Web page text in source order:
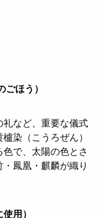
ほう）
など、重要な儀式
染（こうろぜん）
で、太陽の色とさ
鳳凰・麒麟が織り
用）